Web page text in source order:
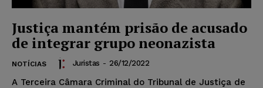
Justiça mantém prisão de acusado
de integrar grupo neonazista
NOTÍCIAS Juristas - 26/12/2022
A Terceira Câmara Criminal do Tribunal de Justiça de